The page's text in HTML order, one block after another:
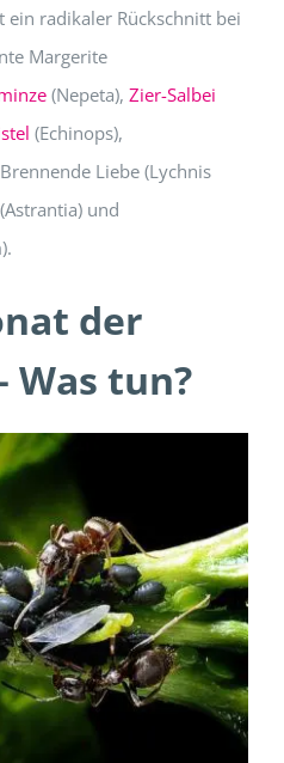
radikaler Rückschnitt bei
Margerite
(Nepeta), Zier-Salbei
(Echinops),
Liebe (Lychnis
und
der
Was tun?